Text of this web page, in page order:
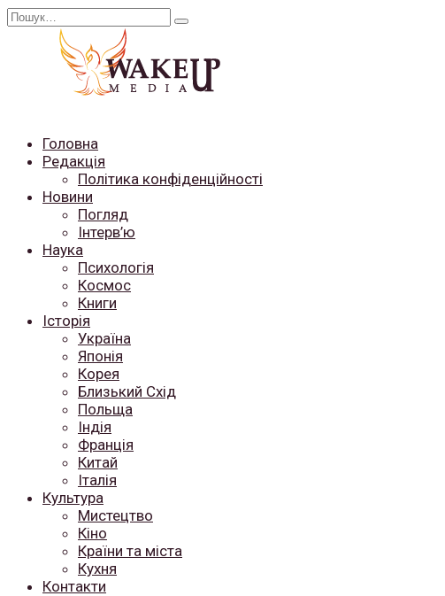
Перейти
Search
Головна
Редакція
Політика конфіденційності
Новини
Погляд
Інтерв’ю
Наука
Психологія
Космос
Книги
Історія
Україна
Японія
Корея
Близький Схід
Польща
Індія
Франція
Китай
Італія
Культура
Мистецтво
Кіно
Країни та міста
Кухня
Контакти